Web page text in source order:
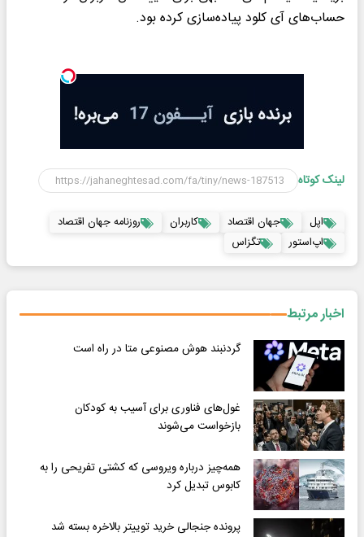
حساب‌های آی کلود پیاده‌سازی کرده بود.
لینک کوتاه
اپل جهان اقتصاد کاربران
روزنامه جهان اقتصاد
اپ‌استور
تگزاس
اخبار مرتبط
گردنبند هوش مصنوعی متا در راه است
غول‌های فناوری برای آسیب به کودکان
بازخواست می‌شوند
همه‌چیز درباره ویروسی که کشتی تفریحی را به
کابوس تبدیل کرد
پرونده جنجالی خرید توییتر بالاخره بسته شد